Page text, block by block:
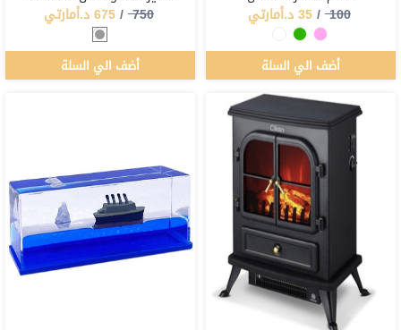
100
/
35د.أمارتي
أضف الي السلة
750
/
675د.أمارتي
أضف الي السلة